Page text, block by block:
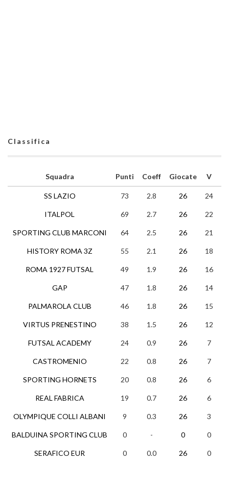
Classifica
Squadra
SS LAZIO
ITALPOL
SPORTING CLUB MARCONI
HISTORY ROMA 3Z
ROMA 1927 FUTSAL
GAP
PALMAROLA CLUB
VIRTUS PRENESTINO
FUTSAL ACADEMY
CASTROMENIO
SPORTING HORNETS
REAL FABRICA
OLYMPIQUE COLLI ALBANI
BALDUINA SPORTING CLUB
SERAFICO EUR
Punti Coeff Giocate V
73 2.8 26 24
69 2.7 26 22
64 2.5 26 21
55 2.1 26 18
49 1.9 26 16
47 1.8 26 14
46 1.8 26 15
38 1.5 26 12
24 0.9 26 7
22 0.8 26 7
20 0.8 26 6
19 0.7 26 6
9 0.3 26 3
0 - 0 0
0 0.0 26 0